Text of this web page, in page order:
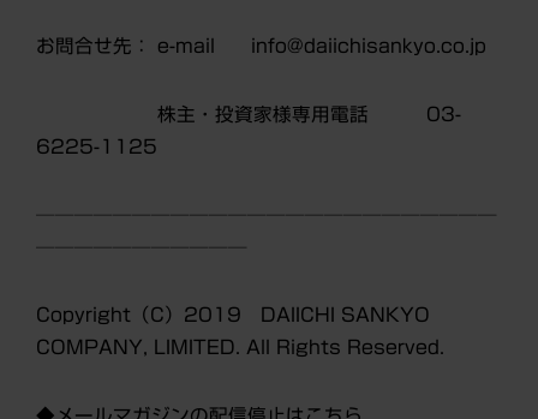
お問合せ先： e-mail info@daiichisankyo.co.jp
株主・投資家様専用電話 03-
6225-1125
────────────────────────
───────────
Copyright（C）2019 DAIICHI SANKYO
COMPANY, LIMITED. All Rights Reserved.